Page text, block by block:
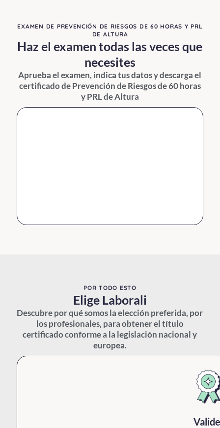
En este primer
módulo veremos
las medidas
preventivas a
tomar para
disminuir los
accidentes
graves y mortales
EXAMEN DE PREVENCIÓN DE RIESGOS DE 60 HORAS Y PRL
DE ALTURA
Haz el examen todas las veces que
necesites
Aprueba el examen, indica tus datos y descarga el
certificado de Prevención de Riesgos de 60 horas
y PRL de Altura
POR TODO ESTO
Elige Laborali
Descubre por qué somos la elección preferida, por
los profesionales, para obtener el título
certificado conforme a la legislación nacional y
europea.